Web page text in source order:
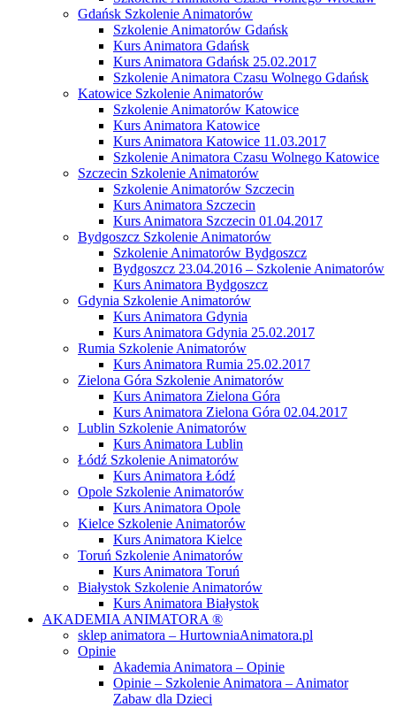
Gdańsk Szkolenie Animatorów
Szkolenie Animatorów Gdańsk
Kurs Animatora Gdańsk
Kurs Animatora Gdańsk 25.02.2017
Szkolenie Animatora Czasu Wolnego Gdańsk
Katowice Szkolenie Animatorów
Szkolenie Animatorów Katowice
Kurs Animatora Katowice
Kurs Animatora Katowice 11.03.2017
Szkolenie Animatora Czasu Wolnego Katowice
Szczecin Szkolenie Animatorów
Szkolenie Animatorów Szczecin
Kurs Animatora Szczecin
Kurs Animatora Szczecin 01.04.2017
Bydgoszcz Szkolenie Animatorów
Szkolenie Animatorów Bydgoszcz
Bydgoszcz 23.04.2016 – Szkolenie Animatorów
Kurs Animatora Bydgoszcz
Gdynia Szkolenie Animatorów
Kurs Animatora Gdynia
Kurs Animatora Gdynia 25.02.2017
Rumia Szkolenie Animatorów
Kurs Animatora Rumia 25.02.2017
Zielona Góra Szkolenie Animatorów
Kurs Animatora Zielona Góra
Kurs Animatora Zielona Góra 02.04.2017
Lublin Szkolenie Animatorów
Kurs Animatora Lublin
Łódź Szkolenie Animatorów
Kurs Animatora Łódź
Opole Szkolenie Animatorów
Kurs Animatora Opole
Kielce Szkolenie Animatorów
Kurs Animatora Kielce
Toruń Szkolenie Animatorów
Kurs Animatora Toruń
Białystok Szkolenie Animatorów
Kurs Animatora Białystok
AKADEMIA ANIMATORA ®
sklep animatora – HurtowniaAnimatora.pl
Opinie
Akademia Animatora – Opinie
Opinie – Szkolenie Animatora – Animator
Zabaw dla Dzieci